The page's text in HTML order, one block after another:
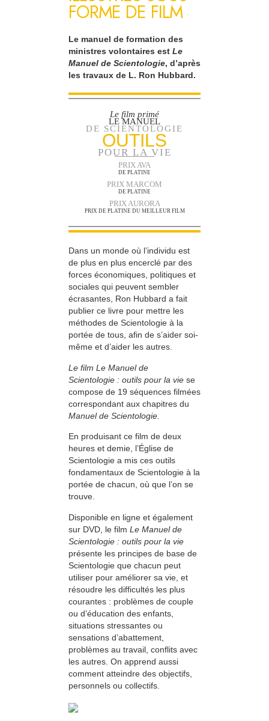
FORME DE FILM
Le manuel de formation des
ministres volontaires est Le
Manuel de Scientologie, d’après
les travaux de L. Ron Hubbard.
Le film primé
LE MANUEL
DE SCIENTOLOGIE
OUTILS
POUR LA VIE
PRIX AVA
DE PLATINE
PRIX MARCOM
DE PLATINE
PRIX AURORA
PRIX DE PLATINE DU MEILLEUR FILM
Dans un monde où l’individu est
de plus en plus encerclé par des
forces économiques, politiques et
sociales qui peuvent sembler
écrasantes, Ron Hubbard a fait
publier ce livre pour mettre les
méthodes de Scientologie à la
portée de tous, afin de s’aider soi-
même et d’aider les autres.
Le film Le Manuel de
Scientologie : outils pour la vie se
compose de 19 séquences filmées
correspondant aux chapitres du
Manuel de Scientologie.
En produisant ce film de deux
heures et demie, l’Église de
Scientologie a mis ces outils
fondamentaux de Scientologie à la
portée de chacun, où que l’on se
trouve.
Disponible en ligne et également
sur DVD, le film Le Manuel de
Scientologie : outils pour la vie
présente les principes de base de
Scientologie que chacun peut
utiliser pour améliorer sa vie, et
résoudre les difficultés les plus
courantes : problèmes de couple
ou d’éducation des enfants,
situations stressantes ou
sensations d’abattement,
problèmes au travail, conflits avec
les autres. On apprend aussi
comment atteindre des objectifs,
personnels ou collectifs.